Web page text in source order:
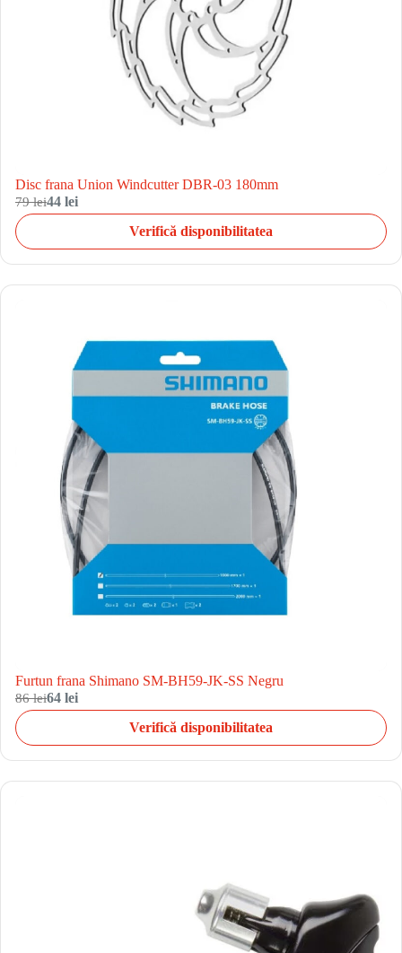
Disc frana Union Windcutter DBR-03 180mm
79 lei44 lei
Verifică disponibilitatea
Furtun frana Shimano SM-BH59-JK-SS Negru
86 lei64 lei
Verifică disponibilitatea